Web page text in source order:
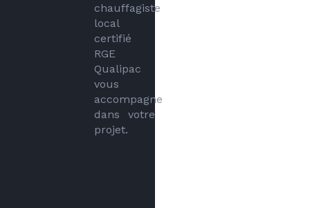
chauffagiste
local
certifié
RGE
Qualipac
vous
accompagne
dans votre
projet.